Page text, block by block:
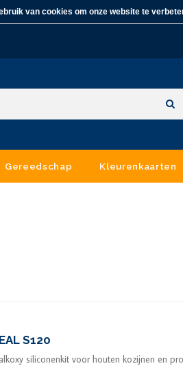
Gereedschap Kleurenkaarten
S120
siliconenkit voor houten kozijnen en
van cookies om onze website te